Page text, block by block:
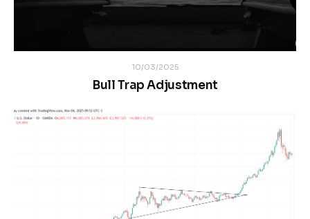
10/03/2025
Bull Trap Adjustment